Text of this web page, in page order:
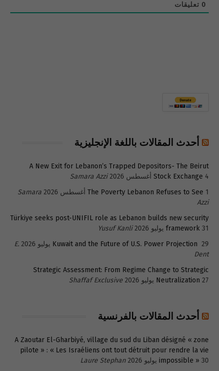
0 تعليقات
أحدث المقالات باللغة الإنجليزية
A New Exit for Lebanon’s Trapped Depositors- The Beirut
Stock Exchange 4 أغسطس 2026
Samara Azzi
The Poverty Lebanon Refuses to See 1 أغسطس 2026
Samara
Azzi
Türkiye seeks post-UNIFIL role as Lebanon builds new security
framework 31 يوليو 2026
Yusuf Kanli
Kuwait and the Future of U.S. Power Projection 29 يوليو 2026
E.
Dent
Strategic Assessment: From Regime Change to Strategic
Neutralization 27 يوليو 2026 Shaffaf Exclusive
أحدث المقالات بالفرنسية
A Zaoutar El-Gharbiyé, village du sud du Liban désigné « zone
pilote » : « Les Israéliens ont tout détruit pour rendre la vie
impossible » 30 يوليو 2026
Laure Stephan